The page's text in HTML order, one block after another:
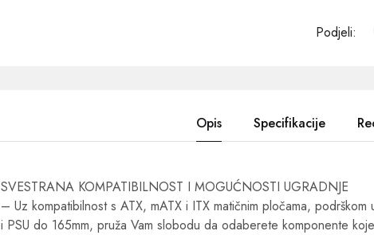
Podjeli:
Opis Specifikacije
SVESTRANA KOMPATIBILNOST I MOGUĆNOSTI UGRADNJE
– Uz kompatibilnost s ATX, mATX i ITX matičnim pločama,
i PSU do 165mm, pruža Vam slobodu da odaberete komponente